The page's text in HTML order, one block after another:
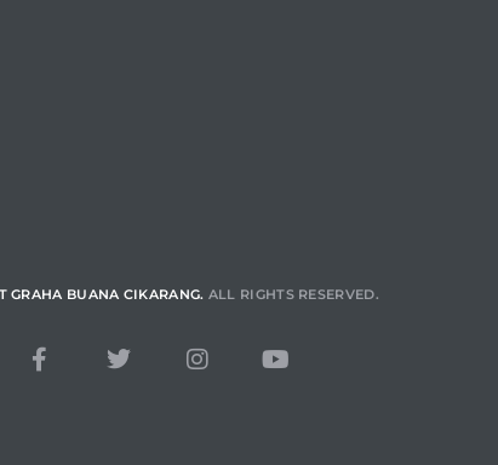
GRAHA BUANA CIKARANG. ALL RIGHTS RESERVED.